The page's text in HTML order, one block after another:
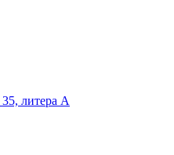
литера А